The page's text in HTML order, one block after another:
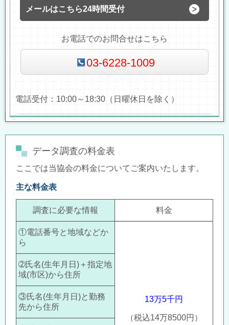
メールはこちら24時間受付
お電話でのお問合せはこちら
03-6228-1009
電話受付：10:00～18:30（日曜休日を除く）
データ調査の料金表
ここでは当協会の料金についてご案内いたします。
主な料金表
調査に必要な情報 料金
①電話番号と地域などか
ら
13万5千円
（税込14万8500円）
➁氏名(生年月日)＋指定地
域(市区)から住所
③氏名(生年月日)と勤務
先から住所